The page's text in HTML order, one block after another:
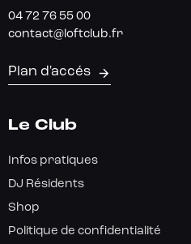
04 72 76 55 00
contact@loftclub.fr
Plan d'accés
Le Club
Infos pratiques
DJ Résidents
Shop
Politique de confidentialité